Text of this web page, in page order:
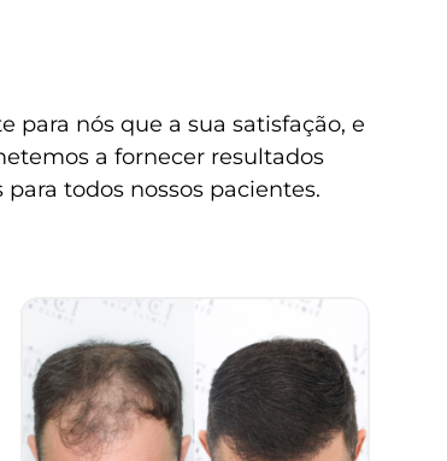
para nós que a sua satisfação, e
a fornecer resultados
todos nossos pacientes.